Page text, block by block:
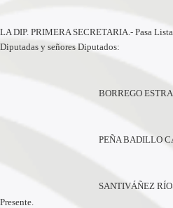
LA DIP. PRIMERA SECRETARIA.- Pasa
Diputadas y señores Diputados:
BORREGO ESTRADA
PEÑA BADILLO CARLOS
SANTIVÁÑEZ RÍOS
Presente.